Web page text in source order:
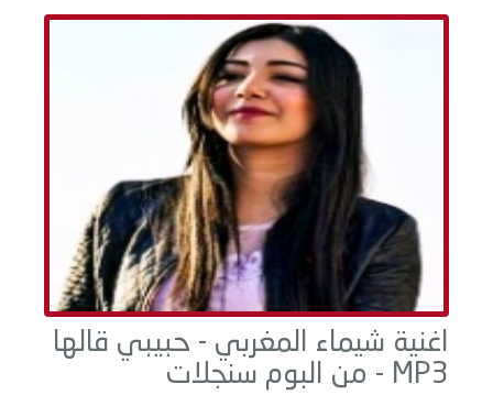
اغنية شيماء المغربي - حبيبي قالها
MP3 - من البوم سنجلات